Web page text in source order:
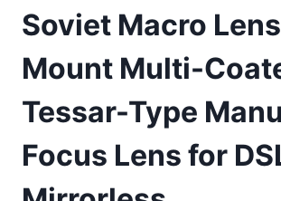
Soviet Macro
Mount Multi-
Tessar-Type
Focus Lens for